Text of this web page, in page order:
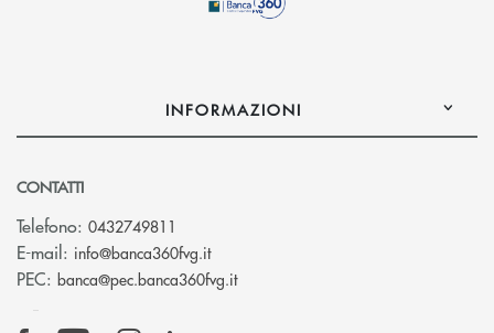
INFORMAZIONI
CONTATTI
Telefono: 0432749811
E-mail: info@banca360fvg.it(si apre l’app di posta elettronica)
PEC: banca@pec.banca360fvg.it(si apre l’app di posta elettronica)